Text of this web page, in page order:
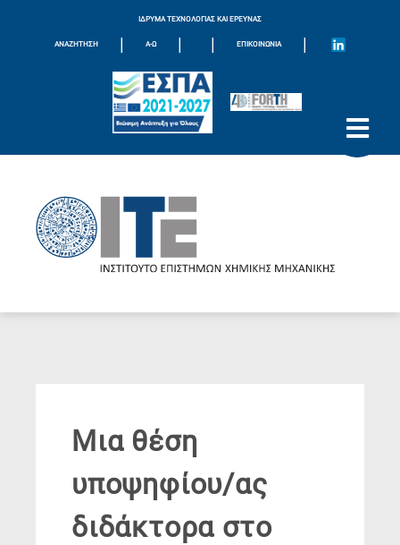
ΙΔΡΥΜΑ ΤΕΧΝΟΛΟΓΙΑΣ ΚΑΙ ΕΡΕΥΝΑΣ
ΑΝΑΖΗΤΗΣΗ | Α-Ω | | ΕΠΙΚΟΙΝΩΝΊΑ |
Μια θέση
υποψηφίου/ας
διδάκτορα στο